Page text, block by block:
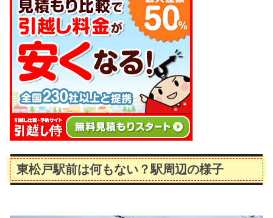
東松戸駅前は何もない？駅周辺の様子